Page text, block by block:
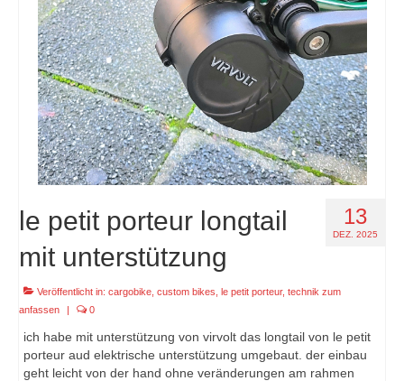
13
DEZ. 2025
le petit porteur longtail
mit unterstützung
Veröffentlicht in: cargobike custom bikes le petit porteur, technik zum
anfassen
| 0
ich habe mit unterstützung von virvolt das longtail von le petit
porteur aud elektrische unterstützung umgebaut. der einbau
geht leicht von der hand ohne veränderungen am rahmen